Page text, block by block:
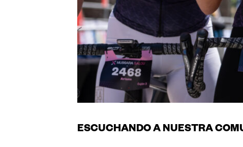
ESCUCHANDO A NUESTRA